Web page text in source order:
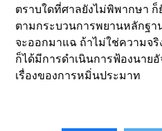
ตราบใดที่ศาลยังไม่พิพากษา ก็
ตามกระบวนการพยานหลักฐา
จะออกมาแฉ ถ้าไม่ใช่ความจ
ก็ได้มีการดำเนินการฟ้องนาย
เรื่องของการหมิ่นประมาท